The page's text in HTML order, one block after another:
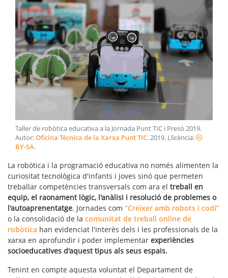
Taller de robòtica educativa a la Jornada Punt TIC i Presó 2019.
Autor:Oficina Tècnica de la Xarxa Punt TIC.2019. Llicència:
BY-SA.
La robòtica i la programació educativa no només alimenten la
curiositat tecnològica d'infants i joves sinó que permeten
treballar competències transversals com ara el treball en
equip, el raonament lògic, l'anàlisi i resolució de problemes o
l'autoaprenentatge. Jornades com “Créixer amb robots i codi”
o la consolidació de la comunitat de treball online de
robòtica han evidenciat l'interès dels i les professionals de la
xarxa en aprofundir i poder implementar experiències
socioeducatives d'aquest tipus als seus espais.
Tenint en compte aquesta voluntat el Departament de